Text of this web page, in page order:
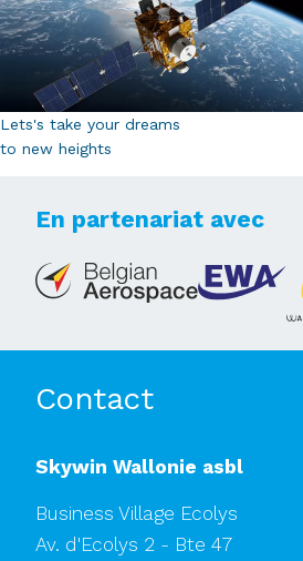
Lets's take your dreams
to new heights
En partenariat avec
Contact
Skywin Wallonie asbl
Business Village Ecolys
Av. d'Ecolys 2 - Bte 47